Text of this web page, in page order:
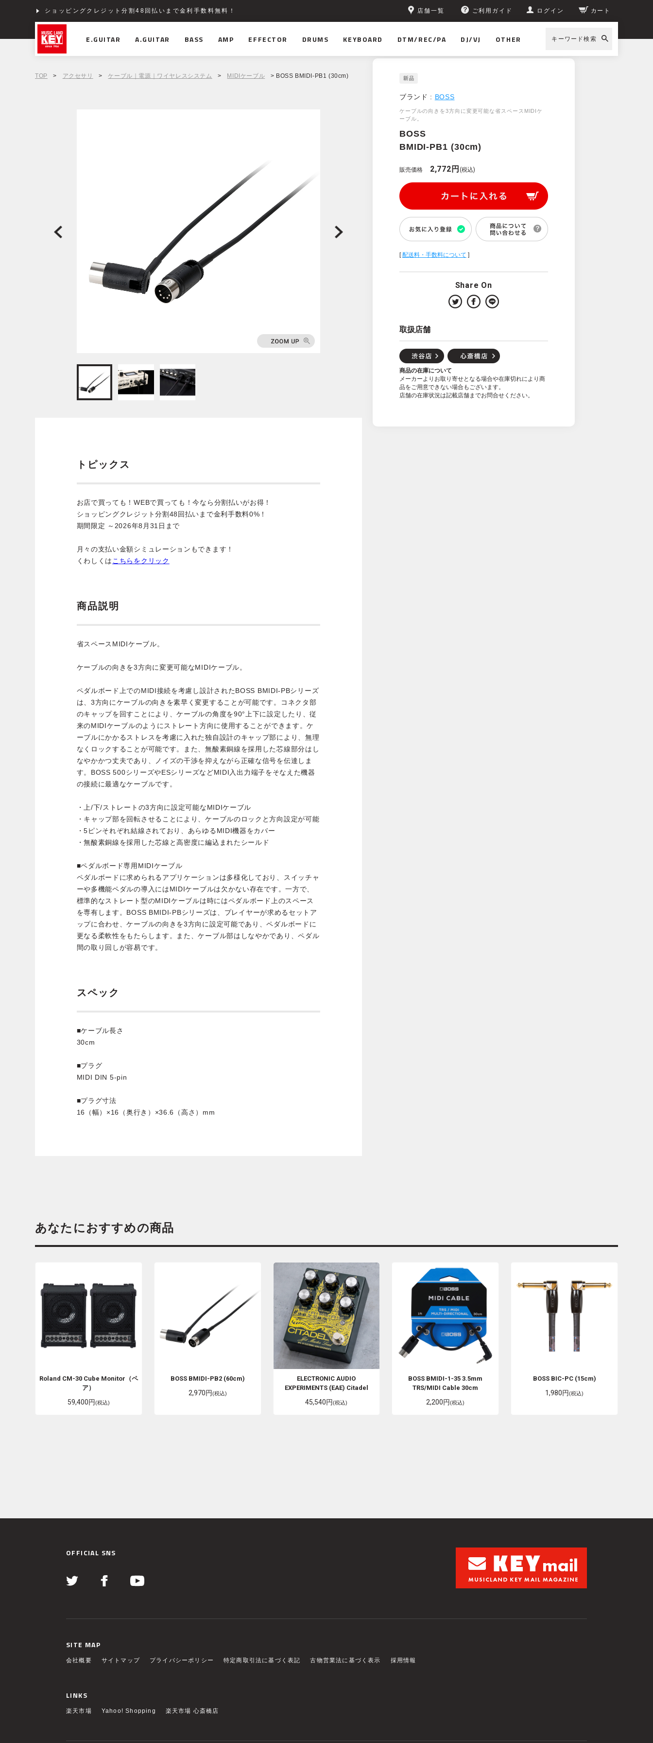
ショッピングクレジット分割48回払いまで金利手数料無料！ 店舗一覧 ご利用ガイド ログイン カート
E.GUITAR A.GUITAR BASS AMP EFFECTOR DRUMS KEYBOARD DTM/REC/PA DJ/VJ OTHER キーワード検索
TOP > アクセサリ > ケーブル｜電源｜ワイヤレスシステム > MIDIケーブル > BOSS BMIDI-PB1 (30cm)
ブランド : BOSS
ケーブルの向きを3方向に変更可能な省スペースMIDIケ
ーブル。
BOSS
BMIDI-PB1 (30cm)
販売価格 2,772円 (税込)
[配送料・手数料について ]
Share On
取扱店舗
商品の在庫について
メーカーよりお取り寄せとなる場合や在庫切れにより商
品をご用意できない場合もございます。
店舗の在庫状況は記載店舗までお問合せください。
トピックス
お店で買っても！WEBで買っても！今なら分割払いがお得！
ショッピングクレジット分割48回払いまで金利手数料0%！
期間限定 ～2026年8月31日まで
月々の支払い金額シミュレーションもできます！
くわしくは こちらをクリック
商品説明
省スペースMIDIケーブル。
ケーブルの向きを3方向に変更可能なMIDIケーブル。
ペダルボード上でのMIDI接続を考慮し設計されたBOSS BMIDI-PBシリーズ
は、3方向にケーブルの向きを素早く変更することが可能です。コネクタ部
のキャップを回すことにより、ケーブルの角度を90°上下に設定したり、従
来のMIDIケーブルのようにストレート方向に使用することができます。ケ
ーブルにかかるストレスを考慮に入れた独自設計のキャップ部により、無理
なくロックすることが可能です。また、無酸素銅線を採用した芯線部分はし
なやかかつ丈夫であり、ノイズの干渉を抑えながら正確な信号を伝達しま
す。BOSS 500シリーズやESシリーズなどMIDI入出力端子をそなえた機器
の接続に最適なケーブルです。
・上/下/ストレートの3方向に設定可能なMIDIケーブル
・キャップ部を回転させることにより、ケーブルのロックと方向設定が可能
・5ピンそれぞれ結線されており、あらゆるMIDI機器をカバー
・無酸素銅線を採用した芯線と高密度に編込まれたシールド
■ペダルボード専用MIDIケーブル
ペダルボードに求められるアプリケーションは多様化しており、スイッチャ
ーや多機能ペダルの導入にはMIDIケーブルは欠かない存在です。一方で、
標準的なストレート型のMIDIケーブルは時にはペダルボード上のスペース
を専有します。BOSS BMIDI-PBシリーズは、プレイヤーが求めるセットア
ップに合わせ、ケーブルの向きを3方向に設定可能であり、ペダルボードに
更なる柔軟性をもたらします。また、ケーブル部はしなやかであり、ペダル
間の取り回しが容易です。
スペック
■ケーブル長さ
30cm
■プラグ
MIDI DIN 5-pin
■プラグ寸法
16（幅）×16（奥行き）×36.6（高さ）mm
あなたにおすすめの商品
Roland CM-30 Cube Monitor（ペ
ア）
59,400円(税込)
BOSS BMIDI-PB2 (60cm)
2,970円(税込)
ELECTRONIC AUDIO
EXPERIMENTS (EAE) Citadel
45,540円(税込)
BOSS BMIDI-1-35 3.5mm
TRS/MIDI Cable 30cm
2,200円(税込)
BOSS BIC-PC (15cm)
1,980円(税込)
OFFICIAL SNS
SITE MAP
会社概要 サイトマップ プライバシーポリシー 特定商取引法に基づく表記 古物営業法に基づく表示 採用情報
LINKS
楽天市場 Yahoo! Shopping 楽天市場 心斎橋店